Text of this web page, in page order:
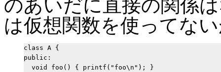
のあいだに直接の関係
は仮想関数を使ってな
class A {
public:
  void foo() { printf("foo\n"); }